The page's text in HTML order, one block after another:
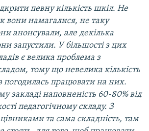
певну кількість шкіл. Не
вони намагалися, не таку
анонсували, але декілька
запустили. У більшості з цих
є велика проблема з
тому що невелика кількість
погодилась працювати на них.
наповненість 60-80% від
педагогічному складу. З
та сама складність, там